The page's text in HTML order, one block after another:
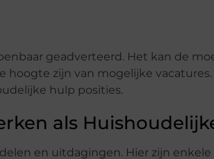
geadverteerd. Het kan de
zijn van mogelijke vacatures.
hulp posities.
als
en uitdagingen. Hier zijn